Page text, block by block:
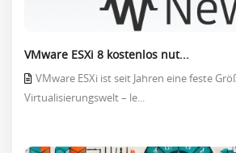
VMware ESXi 8 kostenlos nut...
VMware ESXi ist seit Jahren eine feste
Virtualisierungswelt – le...